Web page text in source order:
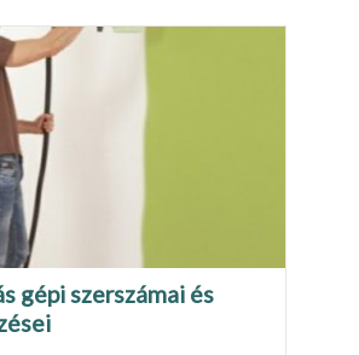
gépi szerszámai és